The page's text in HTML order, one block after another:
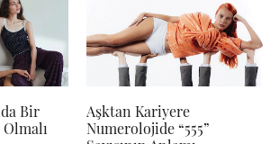
Bir
Aşktan Kariyere
Numerolojide “555”